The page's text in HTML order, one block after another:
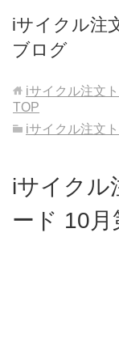
iサイクル注
ブログ
iサイクル注文
TOP
iサイクル注文
iサイクル
ード 10